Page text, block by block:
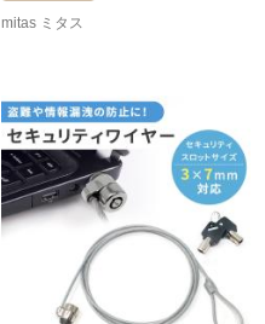
mitas ミタス